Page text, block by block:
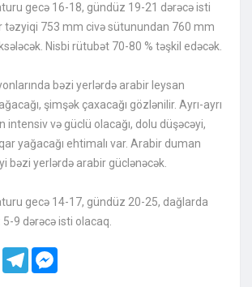
gecə 16-18, gündüz 19-21 dərəcə isti
753 mm civə sütunundan 760 mm
Nisbi rütubət 70-80 % təşkil edəcək.
bəzi yerlərdə arabir leysan
şimşək çaxacağı gözlənilir. Ayrı-ayrı
intensiv və güclü olacağı, dolu düşəcəyi,
yağacağı ehtimalı var. Arabir duman
bəzi yerlərdə arabir güclənəcək.
gecə 14-17, gündüz 20-25, dağlarda
9 dərəcə isti olacaq.
WhatsAppTelegram